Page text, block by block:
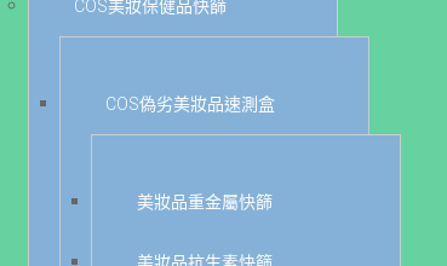
COS美妝保健品快篩
COS偽劣美妝品速測盒
美妝品重金屬快篩